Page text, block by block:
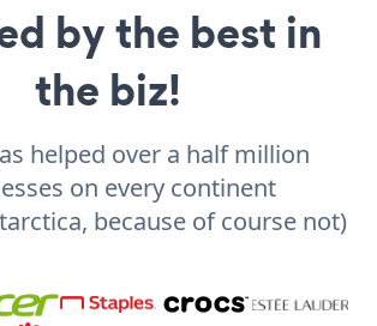
by the best in
the biz!
helped over a half million
on every continent
because of course not)